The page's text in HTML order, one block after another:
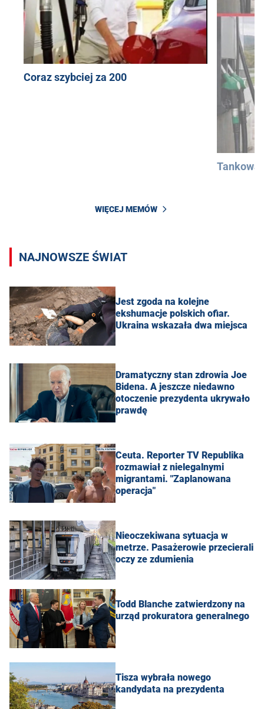
Coraz szybciej za 200
WIĘCEJ MEMÓW
NAJNOWSZE ŚWIAT
Jest zgoda na kolejne
ekshumacje polskich ofiar.
Ukraina wskazała dwa miejsca
Dramatyczny stan zdrowia Joe
Bidena. A jeszcze niedawno
otoczenie prezydenta ukrywało
prawdę
Ceuta. Reporter TV Republika
rozmawiał z nielegalnymi
migrantami. "Zaplanowana
operacja"
Nieoczekiwana sytuacja w
metrze. Pasażerowie przecierali
oczy ze zdumienia
Todd Blanche zatwierdzony na
urząd prokuratora generalnego
Tisza wybrała nowego
kandydata na prezydenta